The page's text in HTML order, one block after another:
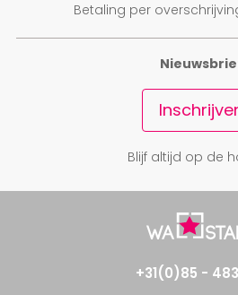
Betaling per
Blijf altijd op de
+31(0)85 -